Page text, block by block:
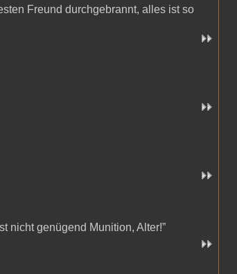
Freund durchgebrannt, alles ist so
nicht genügend Munition, Alter!”